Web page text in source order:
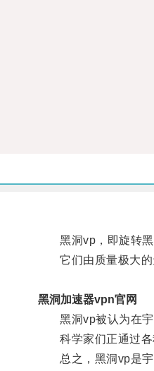
黑洞vp，即旋转黑
它们由质量极大的天
黑洞加速器vpn官网
黑洞vp被认为在宇
科学家们正通过各
总之，黑洞vp是宇